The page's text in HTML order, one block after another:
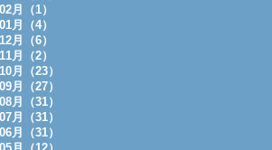
月（1）
月（4）
月（6）
月（2）
月（23）
月（27）
月（31）
月（31）
月（31）